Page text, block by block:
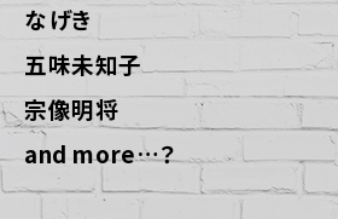
なげき
五味未知子
宗像明将
and more…？